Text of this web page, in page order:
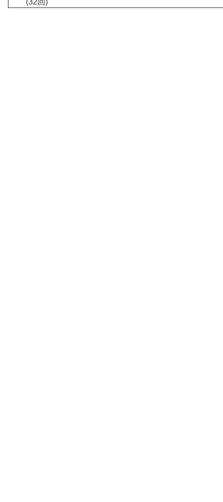
(32回)